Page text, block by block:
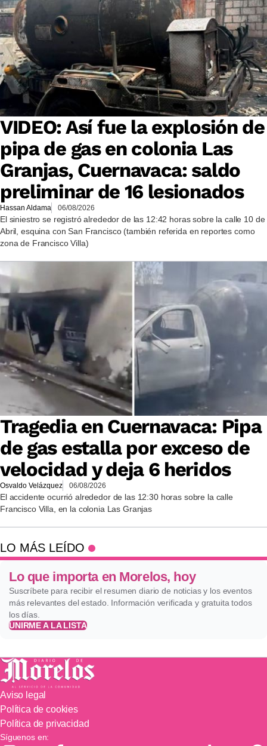
VIDEO: Así fue la explosión de
pipa de gas en colonia Las
Granjas, Cuernavaca: saldo
preliminar de 16 lesionados
Hassan Aldama 06/08/2026
El siniestro se registró alrededor de las 12:42 horas sobre la calle 10 de
Abril, esquina con San Francisco (también referida en reportes como
zona de Francisco Villa)
Tragedia en Cuernavaca: Pipa
de gas estalla por exceso de
velocidad y deja 6 heridos
Osvaldo Velázquez 06/08/2026
El accidente ocurrió alrededor de las 12:30 horas sobre la calle
Francisco Villa, en la colonia Las Granjas
LO MÁS LEÍDO
Lo que importa en Morelos, hoy
Suscríbete para recibir el resumen diario de noticias y los eventos
más relevantes del estado. Información verificada y gratuita todos
los días.
UNIRME A LA LISTA
Aviso legal
Política de cookies
Política de privacidad
Síguenos en: